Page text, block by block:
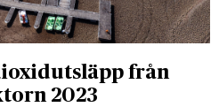
från
2023